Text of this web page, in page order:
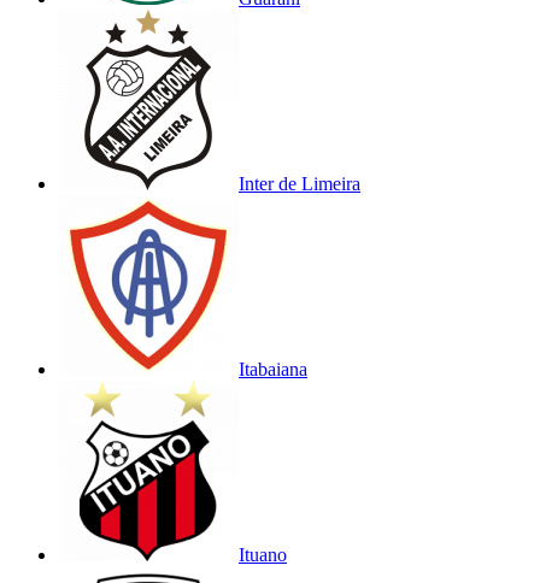
Inter de Limeira
Itabaiana
Ituano